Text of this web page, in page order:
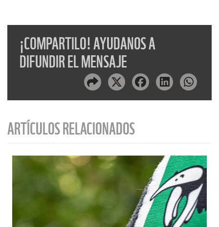
¡COMPARTILO! AYUDANOS A
DIFUNDIR EL MENSAJE
ARTÍCULOS RELACIONADOS